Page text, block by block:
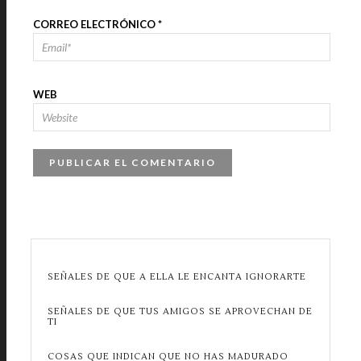
CORREO ELECTRÓNICO*
WEB
SEÑALES DE QUE A ELLA LE ENCANTA IGNORARTE
SEÑALES DE QUE TUS AMIGOS SE APROVECHAN DE
TI
COSAS QUE INDICAN QUE NO HAS MADURADO